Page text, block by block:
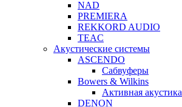
NAD
PREMIERA
REKKORD AUDIO
TEAC
Акустические системы
ASCENDO
Сабвуферы
Bowers & Wilkins
Активная акустика
DENON